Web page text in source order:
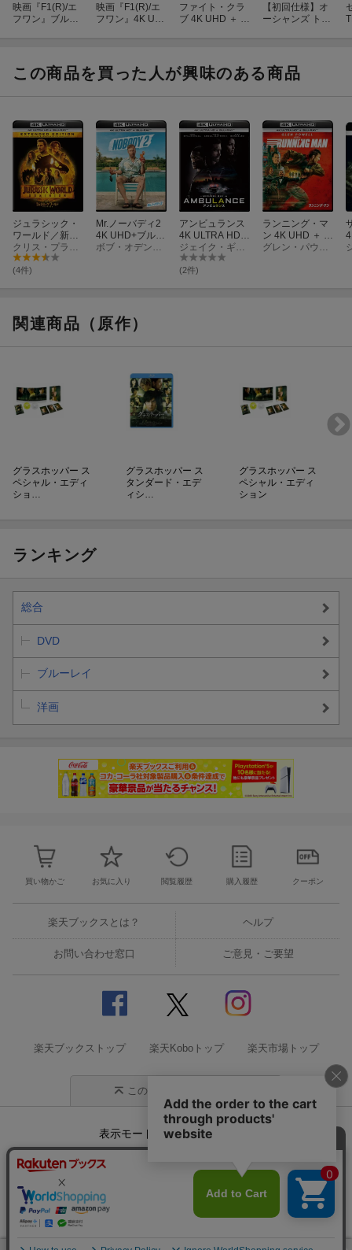
映画『F1(R)/エ
フワン』ブルー
映画『F1(R)/エ
フワン』4K UH
ファイト・クラ
ブ 4K UHD ＋ ブ
【初回仕様】オ
ーシャンズ トリ
ルーレイセット
＞(6枚組/豪華封
この商品を買った人が興味のある商品
ジュラシック・
ワールド／新た
なる支配者 4K U
ltra HD＋ブルー
レイ【4K ULTR
(4件)
Mr.ノーバディ2
4K UHD+ブルー
レイ セット【4K
アンビュランス
4K ULTRA HD
+ブルーレイ【4
K ULTRA HD】
(2件)
ランニング・マ
ン 4K UHD ＋ ブ
ルーレイ セット
関連商品（原作）
グラスホッパー ス
ペシャル・エディ
ショ…
グラスホッパー ス
タンダード・エデ
ィシ…
グラスホッパー ス
ペシャル・エディ
ション
ランキング
総合
DVD
ブルーレイ
洋画
買い物かご お気に入り 閲覧履歴 購入履歴 クーポン
楽天ブックスとは？ ヘルプ
お問い合わせ窓口 ご意見・ご要望
楽天ブックストップ 楽天Koboトップ 楽天市場トップ
このページの先頭に戻る
表示モード モバイル
企業情報 個人情報保護方針